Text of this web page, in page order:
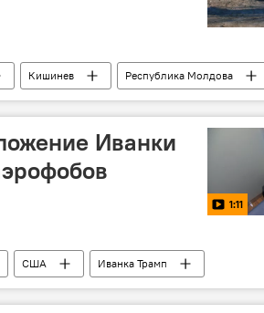
Кишинев
Республика Молдова
Зеленое хозяйство
скандал
Иванки
1:11
США
Иванка Трамп